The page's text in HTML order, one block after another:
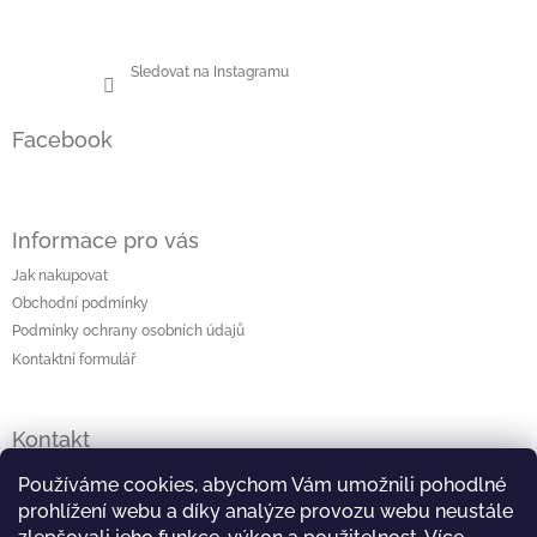
Používáme cookies, abychom Vám umožnili pohodlné
prohlížení webu a díky analýze provozu webu neustále
Sledovat na Instagramu
Facebook
Informace pro vás
Jak nakupovat
Obchodní podmínky
Podmínky ochrany osobních údajů
Kontaktní formulář
Kontakt
lenka@originalniporcelan.cz
+420 724 872 504